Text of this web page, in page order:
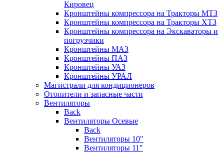
Кировец
Кронштейны компрессора на Тракторы МТЗ
Кронштейны компрессора на Тракторы ХТЗ
Кронштейны компрессора на Экскаваторы и
погрузчики
Кронштейны МАЗ
Кронштейны ПАЗ
Кронштейны УАЗ
Кронштейны УРАЛ
Магистрали для кондиционеров
Отопители и запасные части
Вентиляторы
Back
Вентиляторы Осевые
Back
Вентиляторы 10″
Вентиляторы 11″